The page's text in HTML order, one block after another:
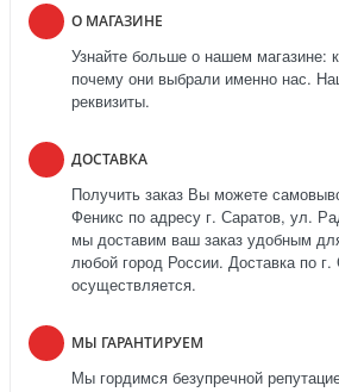
О МАГАЗИНЕ
Узнайте больше о нашем магазине:
почему они выбрали именно нас.
реквизиты.
ДОСТАВКА
Получить заказ Вы можете
Феникс по адресу г. Саратов, ул.
мы доставим ваш заказ удобным
любой город России. Доставка по г.
осуществляется.
МЫ ГАРАНТИРУЕМ
Мы гордимся безупречной